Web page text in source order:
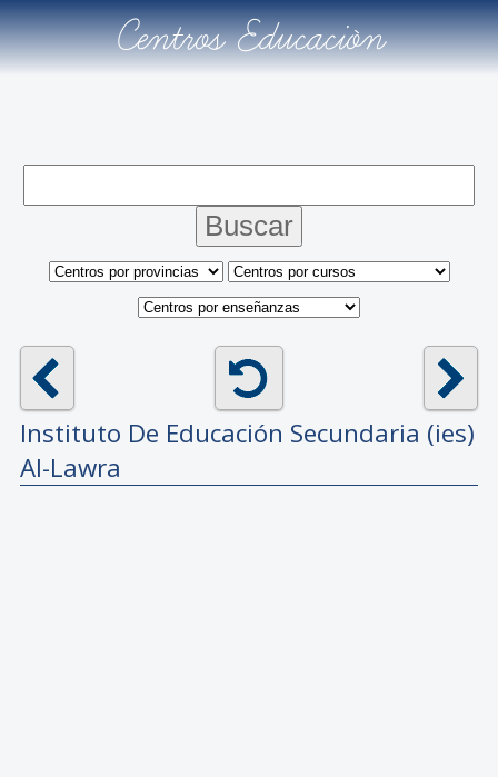
Centros Educación
Instituto De Educación Secundaria (ies)
Al-Lawra